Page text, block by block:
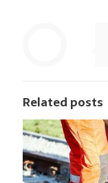
Related posts